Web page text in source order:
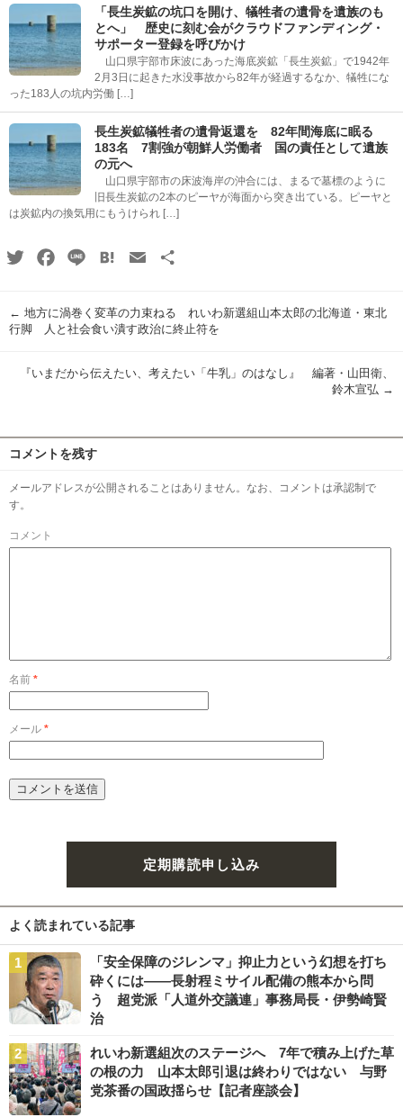
「長生炭鉱の坑口を開け、犠牲者の遺骨を遺族のも
とへ」 歴史に刻む会がクラウドファンディング・
サポーター登録を呼びかけ
山口県宇部市床波にあった海底炭鉱「長生炭鉱」で1942年
2月3日に起きた水没事故から82年が経過するなか、犠牲にな
った183人の坑内労働 […]
長生炭鉱犠牲者の遺骨返還を 82年間海底に眠る
183名 7割強が朝鮮人労働者 国の責任として遺族
の元へ
山口県宇部市の床波海岸の沖合には、まるで墓標のように
旧長生炭鉱の2本のピーヤが海面から突き出ている。ピーヤと
は炭鉱内の換気用にもうけられ […]
TwitterFacebook
Line HatenaEmail
← 地方に渦巻く変革の力束ねる れいわ新選組山本太郎の北海道・東北
行脚 人と社会食い潰す政治に終止符を
『いまだから伝えたい、考えたい「牛乳」のはなし』 編著・山田衛、
鈴木宣弘 →
コメントを残す
メールアドレスが公開されることはありません。なお、コメントは承認制で
す。
コメント
名前 *
メール *
定期購読申し込み
よく読まれている記事
「安全保障のジレンマ」抑止力という幻想を打ち
砕くには――長射程ミサイル配備の熊本から問
う 超党派「人道外交議連」事務局長・伊勢崎賢
治
れいわ新選組次のステージへ 7年で積み上げた草
の根の力 山本太郎引退は終わりではない 与野
党茶番の国政揺らせ【記者座談会】